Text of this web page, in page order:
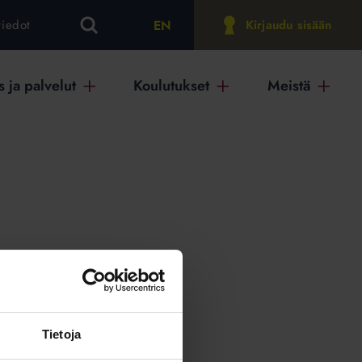
Tietoja
EN Kirjaudu sisään
ja palvelut Koulutukset Meistä